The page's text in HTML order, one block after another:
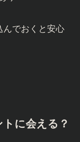
んでおくと安心
に会える？